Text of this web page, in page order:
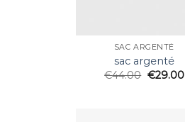
SAC ARGENTÉ
sac argenté
€44.00 €29.00